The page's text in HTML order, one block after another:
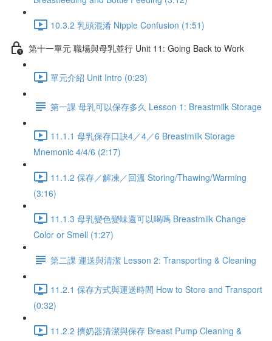
10.3.2 乳頭混淆 Nipple Confusion (1:51)
第十一單元 職場與母乳並行 Unit 11: Going Back to Work
單元介紹 Unit Intro (0:23)
第一課 母乳可以保存多久 Lesson 1: Breastmilk Storage
11.1.1 母乳保存口訣4／4／6 Breastmilk Storage
Mnemonic 4/4/6 (2:17)
11.1.2 保存／解凍／回溫 Storing/Thawing/Warming
(3:16)
11.1.3 母乳變色變味還可以喝嗎 Breastmilk Change
Color or Smell (1:27)
第二課 運送與清潔 Lesson 2: Transporting & Cleaning
11.2.1 保存方式與運送時間 How to Store and Transport
(0:32)
11.2.2 擠奶器清潔與保存 Breast Pump Cleaning &